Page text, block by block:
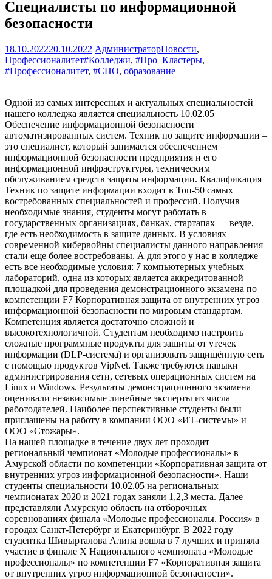
Специалисты по информационной
безопасности
18.10.202220.10.2022 АдминистраторНовости,
Профессионалитет#Колледжи, #Про_Кластеры,
#Профессионалитет, #СПО, образование
Одной из самых интересных и актуальных специальностей
нашего колледжа является специальность 10.02.05
Обеспечение информационной безопасности
автоматизированных систем. Техник по защите информации –
это специалист, который занимается обеспечением
информационной безопасности предприятия и его
информационной инфраструктуры, техническим
обслуживанием средств защиты информации. Квалификация
Техник по защите информации входит в Топ-50 самых
востребованных специальностей и профессий. Получив
необходимые знания, студенты могут работать в
государственных организациях, банках, стартапах — везде,
где есть необходимость в защите данных. В условиях
современной кибервойны специалисты данного направления
стали еще более востребованы. А для этого у нас в колледже
есть все необходимые условия: 7 компьютерных учебных
лабораторий, одна из которых является аккредитованной
площадкой для проведения демонстрационного экзамена по
компетенции F7 Корпоративная защита от внутренних угроз
информационной безопасности по мировым стандартам.
Компетенция является достаточно сложной и
высокотехнологичной. Студентам необходимо настроить
сложные программные продукты для защиты от утечек
информации (DLP-система) и организовать защищённую сеть
с помощью продуктов VipNet. Также требуются навыки
администрирования сети, сетевых операционных систем на
Linux и Windows. Результаты демонстрационного экзамена
оценивали независимые линейные эксперты из числа
работодателей. Наиболее перспективные студенты были
приглашены на работу в компании ООО «ИТ-системы» и
ООО «Стожары».
На нашей площадке в течение двух лет проходит
региональный чемпионат «Молодые профессионалы» в
Амурской области по компетенции «Корпоративная защита от
внутренних угроз информационной безопасности». Наши
студенты специальности 10.02.05 на региональных
чемпионатах 2020 и 2021 годах заняли 1,2,3 места. Далее
представляли Амурскую область на отборочных
соревнованиях финала «Молодые профессионалы. Россия» в
городах Санкт-Петербург и Екатеринбург. В 2022 году
студентка Шивырталова Алина вошла в 7 лучших и приняла
участие в финале X Национального чемпионата «Молодые
профессионалы» по компетенции F7 «Корпоративная защита
от внутренних угроз информационной безопасности».